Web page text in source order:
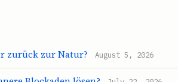
zurück zur Natur? August 5, 2026